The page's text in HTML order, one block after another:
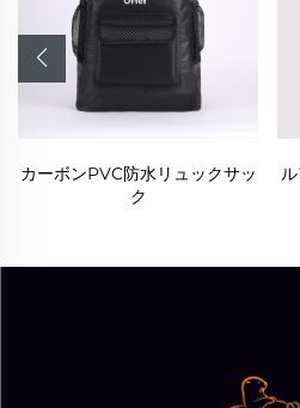
ルアーボックス付きフィッシン
グタックルバックパック